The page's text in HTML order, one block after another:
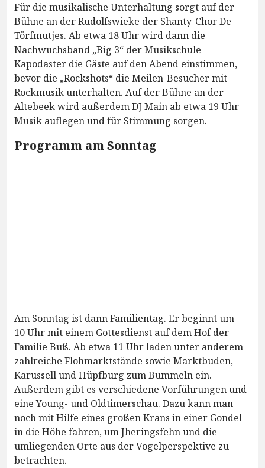
Für die musikalische Unterhaltung sorgt auf der
Bühne an der Rudolfswieke der Shanty-Chor De
Törfmutjes. Ab etwa 18 Uhr wird dann die
Nachwuchsband „Big 3“ der Musikschule
Kapodaster die Gäste auf den Abend einstimmen,
bevor die „Rockshots“ die Meilen-Besucher mit
Rockmusik unterhalten. Auf der Bühne an der
Altebeek wird außerdem DJ Main ab etwa 19 Uhr
Musik auflegen und für Stimmung sorgen.
Programm am Sonntag
Am Sonntag ist dann Familientag. Er beginnt um
10 Uhr mit einem Gottesdienst auf dem Hof der
Familie Buß. Ab etwa 11 Uhr laden unter anderem
zahlreiche Flohmarktstände sowie Marktbuden,
Karussell und Hüpfburg zum Bummeln ein.
Außerdem gibt es verschiedene Vorführungen und
eine Young- und Oldtimerschau. Dazu kann man
noch mit Hilfe eines großen Krans in einer Gondel
in die Höhe fahren, um Jheringsfehn und die
umliegenden Orte aus der Vogelperspektive zu
betrachten.